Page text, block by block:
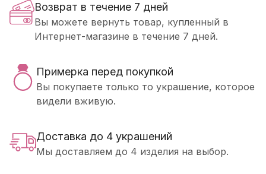
Возврат в течение 7 дней
Вы можете вернуть товар, купленный в
Интернет-магазине в течение 7 дней.
Примерка перед покупкой
Вы покупаете только то украшение, которое
видели вживую.
Доставка до 4 украшений
Мы доставляем до 4 изделия на выбор.